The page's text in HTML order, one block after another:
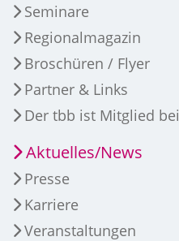
Seminare
Regionalmagazin
Broschüren / Flyer
Partner & Links
Der tbb ist Mitglied bei
Aktuelles/News
Presse
Karriere
Veranstaltungen